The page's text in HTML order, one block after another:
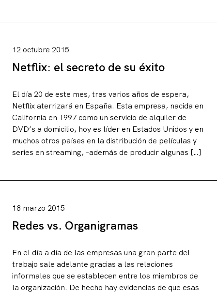
12 octubre 2015
Netflix: el secreto de su éxito
El día 20 de este mes, tras varios años de espera,
Netflix aterrizará en España. Esta empresa, nacida en
California en 1997 como un servicio de alquiler de
DVD’s a domicilio, hoy es líder en Estados Unidos y en
muchos otros países en la distribución de películas y
series en streaming, –además de producir algunas […]
18 marzo 2015
Redes vs. Organigramas
En el día a día de las empresas una gran parte del
trabajo sale adelante gracias a las relaciones
informales que se establecen entre los miembros de
la organización. De hecho hay evidencias de que esas